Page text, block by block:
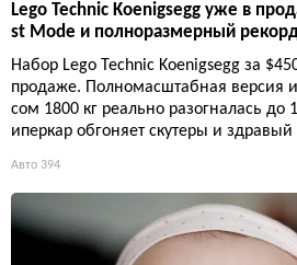
Lego Technic Koenigsegg уже в
st Mode и полноразмерный
Набор Lego Technic Koenigsegg за
продаже. Полномасштабная версия
сом 1800 кг реально разогналась
иперкар обгоняет скутеры и
Авто 394